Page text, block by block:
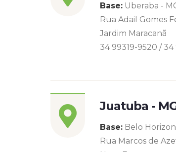
Base: Uberaba -
Rua Adail Gomes
Jardim Maracanã
34 99319-9520 / 34
Juatuba -
Base: Belo
Rua Marcos de